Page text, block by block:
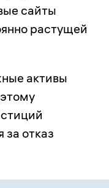
сайты
растущей
активы
за отказ